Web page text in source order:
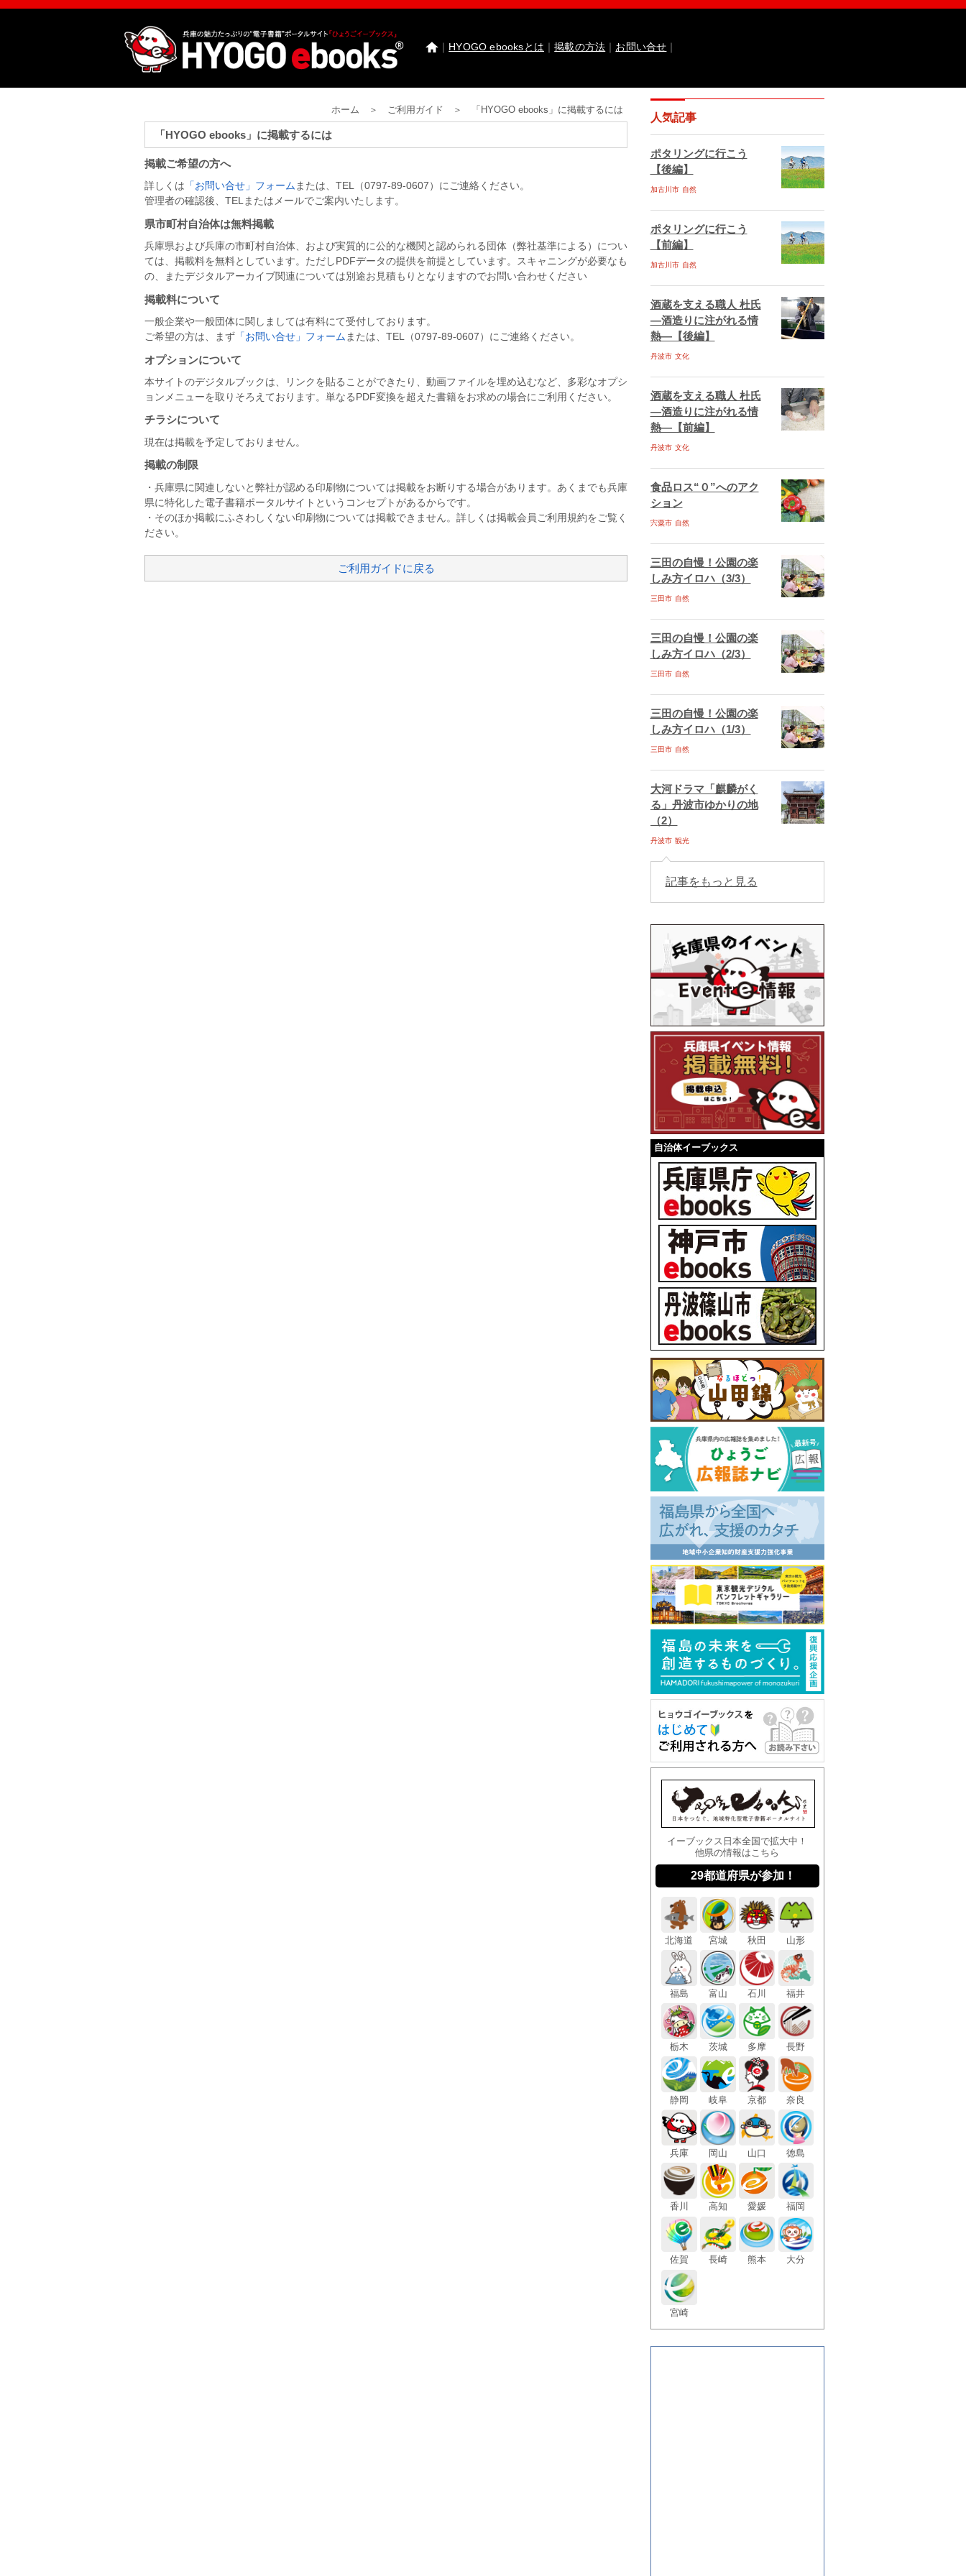
｜ HYOGO ebooksとは ｜掲載の方法 ｜ お問い合せ ｜
わたしたちのまち北播磨がもっと好きになる なるほどっ！山田錦
園田学園女子大学 園田学園女子大学短期大学部 国際交流センター
神戸市ebooks
神戸市垂水区ebooks丹波市ebooks
福崎町ebooks
多可町ebooks佐用町ebooks
西脇市ebooks
高砂市ebooks 太子町ebooks 加東市ebooks川西市ebooks
宍粟市ebooks
相生市ebooks稲美町ebooks
丹波篠山市ebooks
Facebook イベント情報イベント情報掲載のお申し込み
HYOGO ebooksとは運営会社 ご利用ガイド よくある質問サイトマップ
お問い合せ
掲載の方法
掲載規約 個人情報保護方針セキュリティポリシー
ホーム ＞ ご利用ガイド ＞ 「HYOGO ebooks」に掲載するには
「HYOGO ebooks」に掲載するには
掲載ご希望の方へ
詳しくは 「お問い合せ」フォームまたは、TEL（0797-89-0607）にご連絡ください。
管理者の確認後、TELまたはメールでご案内いたします。
県市町村自治体は無料掲載
兵庫県および兵庫の市町村自治体、および実質的に公的な機関と認められる団体（弊社基準による）につい
ては、掲載料を無料としています。ただしPDFデータの提供を前提としています。スキャニングが必要なも
の、またデジタルアーカイブ関連については別途お見積もりとなりますのでお問い合わせください
掲載料について
一般企業や一般団体に関しましては有料にて受付しております。
ご希望の方は、まず 「お問い合せ」フォーム または、TEL（0797-89-0607）にご連絡ください。
オプションについて
本サイトのデジタルブックは、リンクを貼ることができたり、動画ファイルを埋め込むなど、多彩なオプシ
ョンメニューを取りそろえております。単なるPDF変換を超えた書籍をお求めの場合にご利用ください。
チラシについて
現在は掲載を予定しておりません。
掲載の制限
・兵庫県に関連しないと弊社が認める印刷物については掲載をお断りする場合があります。あくまでも兵庫
県に特化した電子書籍ポータルサイトというコンセプトがあるからです。
・そのほか掲載にふさわしくない印刷物については掲載できません。詳しくは掲載会員ご利用規約をご覧く
ださい。
ご利用ガイドに戻る
人気記事
ポタリングに行こう
【後編】
加古川市 自然
ポタリングに行こう
【前編】
加古川市 自然
酒蔵を支える職人 杜氏
―酒造りに注がれる情
熱―【後編】
丹波市 文化
酒蔵を支える職人 杜氏
―酒造りに注がれる情
熱―【前編】
丹波市 文化
食品ロス“０”へのアク
ション
宍粟市 自然
三田の自慢！公園の楽
しみ方イロハ（3/3）
三田市 自然
三田の自慢！公園の楽
しみ方イロハ（2/3）
三田市 自然
三田の自慢！公園の楽
しみ方イロハ（1/3）
三田市 自然
大河ドラマ「麒麟がく
る」丹波市ゆかりの地
（2）
丹波市 観光
記事をもっと見る
自治体イーブックス
イーブックス日本全国で拡大中！
他県の情報はこちら
29都道府県が参加！
北海道 宮城 秋田 山形
福島 富山 石川 福井
栃木 茨城 多摩 長野
静岡 岐阜 京都 奈良
兵庫 岡山 山口 徳島
香川 高知 愛媛 福岡
佐賀 長崎 熊本 大分
宮崎